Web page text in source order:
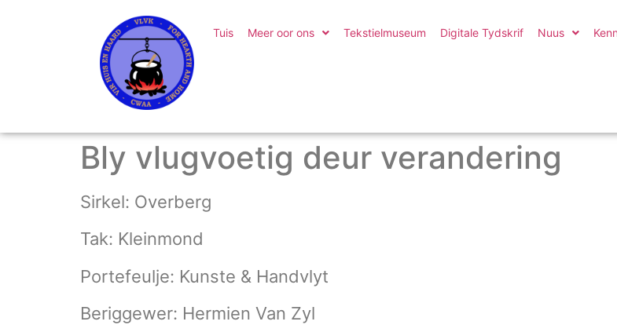
Tuis Meer oor ons Tekstielmuseum Digitale Tydskrif Nuus
Bly vlugvoetig deur verandering
Sirkel: Overberg
Tak: Kleinmond
Portefeulje: Kunste & Handvlyt
Beriggewer: Hermien Van Zyl